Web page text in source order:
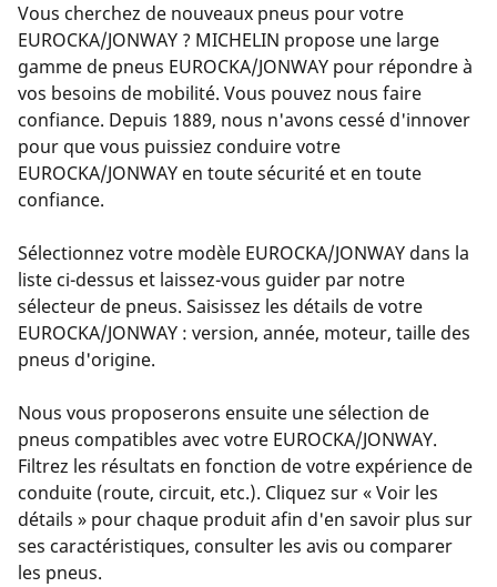
Vous cherchez de nouveaux pneus pour votre
EUROCKA/JONWAY ? MICHELIN propose une large
gamme de pneus EUROCKA/JONWAY pour répondre à
vos besoins de mobilité. Vous pouvez nous faire
confiance. Depuis 1889, nous n'avons cessé d'innover
pour que vous puissiez conduire votre
EUROCKA/JONWAY en toute sécurité et en toute
confiance.
Sélectionnez votre modèle EUROCKA/JONWAY dans la
liste ci-dessus et laissez-vous guider par notre
sélecteur de pneus. Saisissez les détails de votre
EUROCKA/JONWAY : version, année, moteur, taille des
pneus d'origine.
Nous vous proposerons ensuite une sélection de
pneus compatibles avec votre EUROCKA/JONWAY.
Filtrez les résultats en fonction de votre expérience de
conduite (route, circuit, etc.). Cliquez sur « Voir les
détails » pour chaque produit afin d'en savoir plus sur
ses caractéristiques, consulter les avis ou comparer
les pneus.